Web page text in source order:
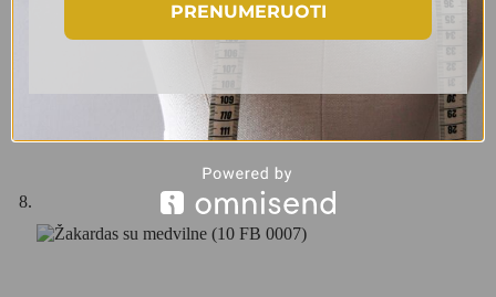
PRENUMERUOTI